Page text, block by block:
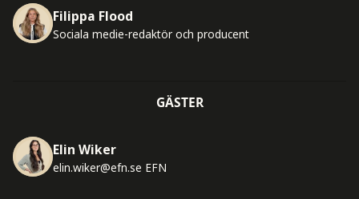
Filippa Flood
Sociala medie-redaktör och producent
GÄSTER
Elin Wiker
elin.wiker@efn.se EFN